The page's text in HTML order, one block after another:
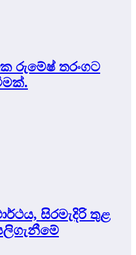
රුමේෂ් තරංගට
සිරමැදිරි තුළ